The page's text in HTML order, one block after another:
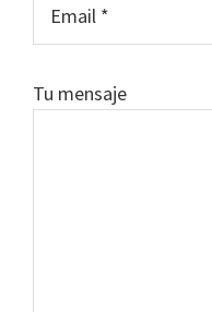
Tu mensaje